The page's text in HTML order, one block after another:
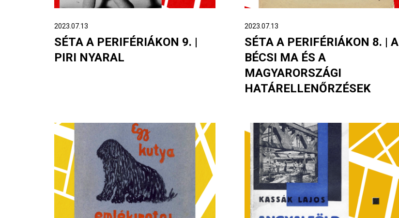
2023.07.13
SÉTA A PERIFÉRIÁKON 9. |
PIRI NYARAL
2023.07.13
SÉTA A PERIFÉRIÁKON 8. | A
BÉCSI MA ÉS A
MAGYARORSZÁGI
HATÁRELLENŐRZÉSEK